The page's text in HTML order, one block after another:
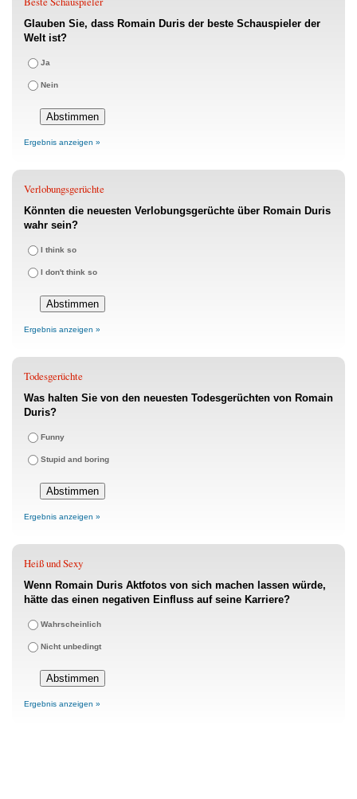
Glauben Sie, dass Romain Duris der beste Schauspieler der
Welt ist?
Ja
Nein
Ergebnis anzeigen »
Verlobungsgerüchte
Könnten die neuesten Verlobungsgerüchte über Romain Duris
wahr sein?
I think so
I don't think so
Ergebnis anzeigen »
Todesgerüchte
Was halten Sie von den neuesten Todesgerüchten von Romain
Duris?
Funny
Stupid and boring
Ergebnis anzeigen »
Heiß und Sexy
Wenn Romain Duris Aktfotos von sich machen lassen würde,
hätte das einen negativen Einfluss auf seine Karriere?
Wahrscheinlich
Nicht unbedingt
Ergebnis anzeigen »